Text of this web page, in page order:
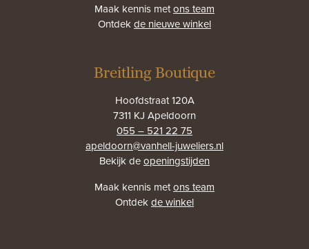
Maak kennis metons team
Ontdekde nieuwe winkel
Breitling Boutique
Hoofdstraat 120A
7311 KJ Apeldoorn
055 – 521 22 75
apeldoorn@vanhell-juweliers.nl
Bekijk deopeningstijden
Maak kennis metons team
Ontdekde winkel